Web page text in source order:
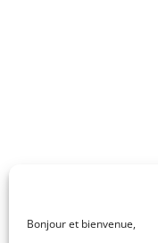
Bonjour et bienvenue,